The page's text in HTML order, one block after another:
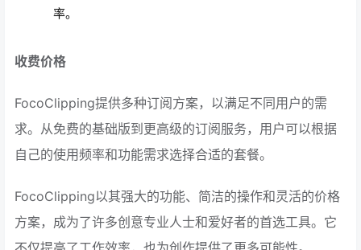
率。
收费价格
FocoClipping提供多种订阅方案，以满足不同用户的需
求。从免费的基础版到更高级的订阅服务，用户可以根据
自己的使用频率和功能需求选择合适的套餐。
FocoClipping以其强大的功能、简洁的操作和灵活的价格
方案，成为了许多创意专业人士和爱好者的首选工具。它